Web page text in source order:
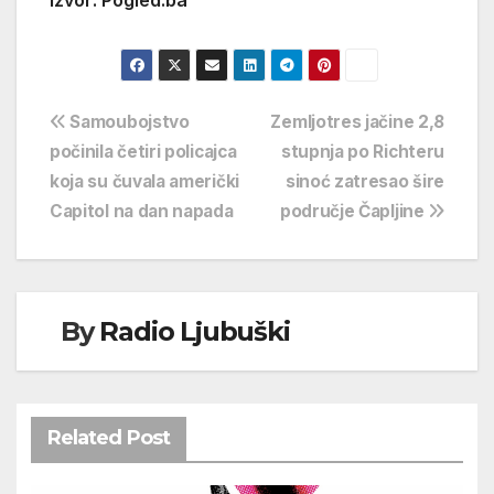
Navigacija
objava
Zemljotres jačine 2,8
stupnja po Richteru
sinoć zatresao šire
područje Čapljine
Samoubojstvo
počinila četiri policajca
koja su čuvala američki
Capitol na dan napada
ByRadio Ljubuški
Related Post